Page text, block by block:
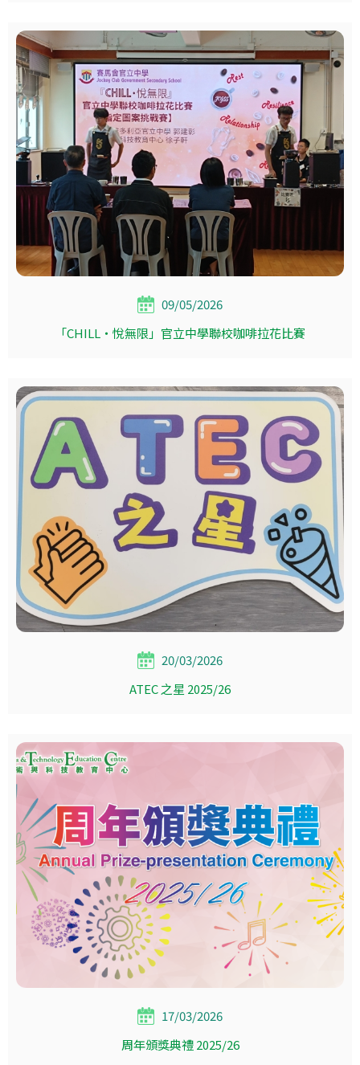
09/05/2026
「CHILL‧悅無限」官立中學聯校咖啡拉花比賽
20/03/2026
ATEC 之星 2025/26
17/03/2026
周年頒獎典禮 2025/26